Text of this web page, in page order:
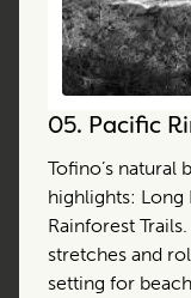
05. Pacific
Tofino’s natural
highlights: Long
Rainforest
stretches and
setting for